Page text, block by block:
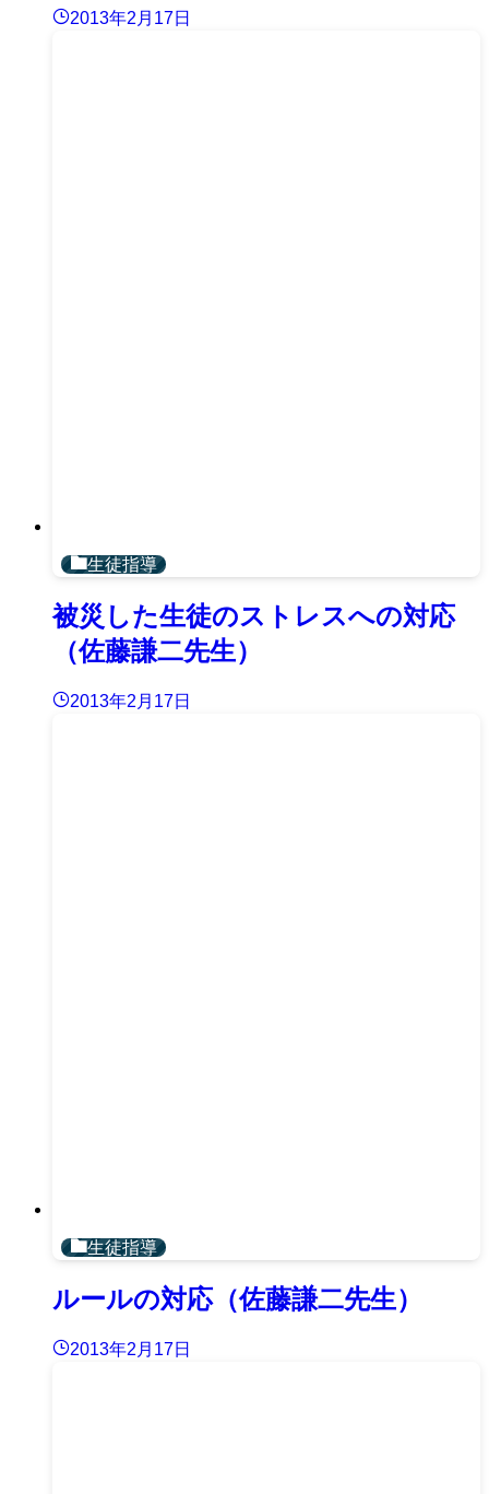
2013年2月17日
生徒指導
被災した生徒のストレスへの対応
（佐藤謙二先生）
2013年2月17日
生徒指導
ルールの対応（佐藤謙二先生）
2013年2月17日